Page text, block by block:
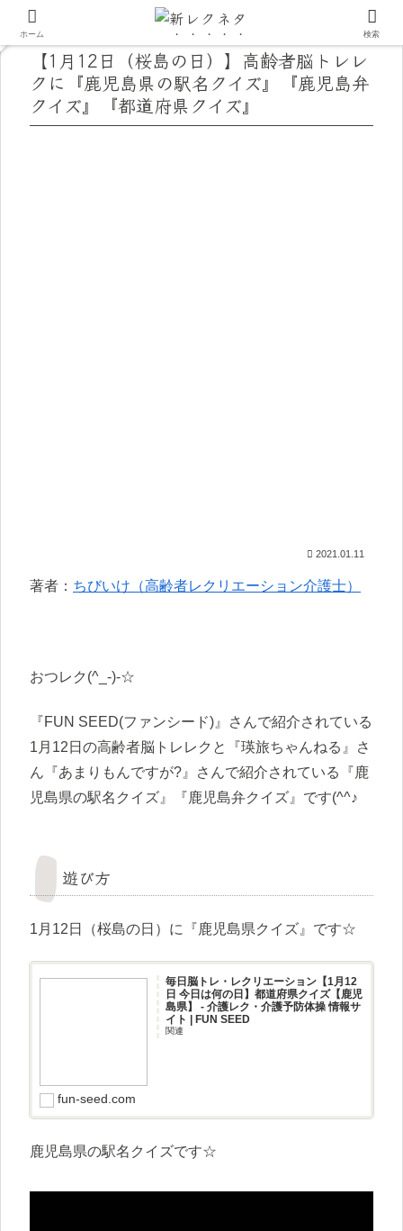
【1月12日（桜島の日）】高齢者脳トレレ
クに『鹿児島県の駅名クイズ』『鹿児島弁
クイズ』『都道府県クイズ』
2021.01.11
著者： ちびいけ（高齢者レクリエーション介護士）
おつレク(^_-)-☆
『FUN SEED(ファンシード)』さんで紹介されている
1月12日の高齢者脳トレレクと『瑛旅ちゃんねる』さ
ん『あまりもんですが?』さんで紹介されている『鹿
児島県の駅名クイズ』『鹿児島弁クイズ』です(^^♪
遊び方
1月12日（桜島の日）に『鹿児島県クイズ』です☆
毎日脳トレ・レクリエーション【1月12
日 今日は何の日】都道府県クイズ【鹿児
島県】 - 介護レク・介護予防体操 情報サ
イト | FUN SEED
関連
fun-seed.com
鹿児島県の駅名クイズです☆
ホーム 検索